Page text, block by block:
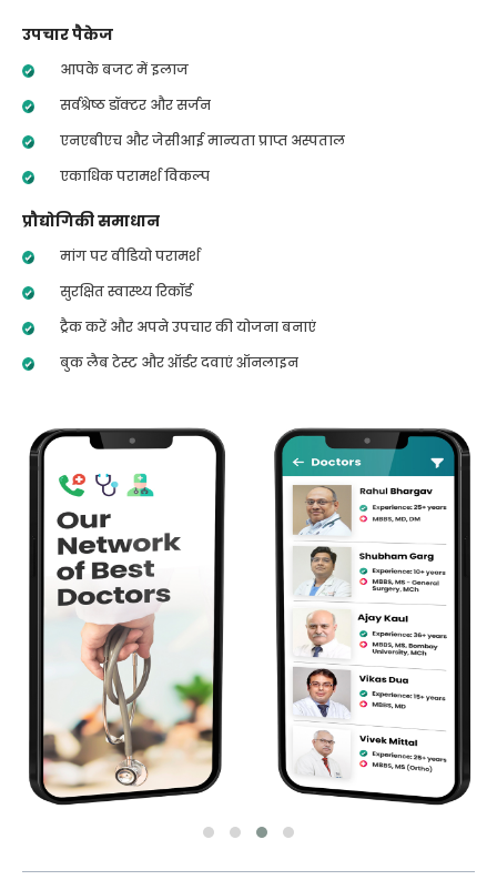
उपचार पैकेज
आपके बजट में इलाज
सर्वश्रेष्ठ डॉक्टर और सर्जन
एनएबीएच और जेसीआई मान्यता प्राप्त अस्पताल
एकाधिक परामर्श विकल्प
प्रौद्योगिकी समाधान
मांग पर वीडियो परामर्श
सुरक्षित स्वास्थ्य रिकॉर्ड
ट्रैक करें और अपने उपचार की योजना बनाएं
बुक लैब टेस्ट और ऑर्डर दवाएं ऑनलाइन